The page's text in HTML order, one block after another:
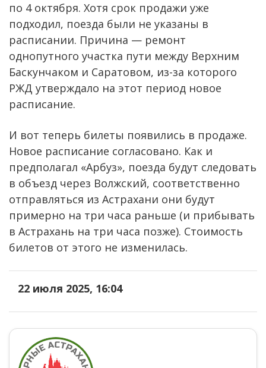
по 4 октября. Хотя срок продажи уже
подходил, поезда были не указаны в
расписании. Причина — ремонт
однопутного участка пути между Верхним
Баскунчаком и Саратовом, из-за которого
РЖД утверждало на этот период новое
расписание.
И вот теперь билеты появились в продаже.
Новое расписание согласовано. Как и
предполагал «Арбуз», поезда будут следовать
в объезд через Волжский, соответственно
отправляться из Астрахани они будут
примерно на три часа раньше (и прибывать
в Астрахань на три часа позже). Стоимость
билетов от этого не изменилась.
22 июля 2025, 16:04